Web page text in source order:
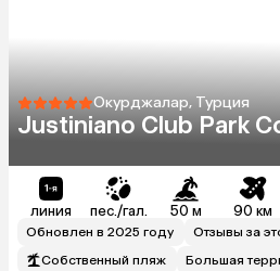
Окурджалар, Турция
Justiniano Club Park
линия пес./гал. 50 м 90 км
Обновлен в 2025 году
Отзывы за
Собственный пляж
Большая